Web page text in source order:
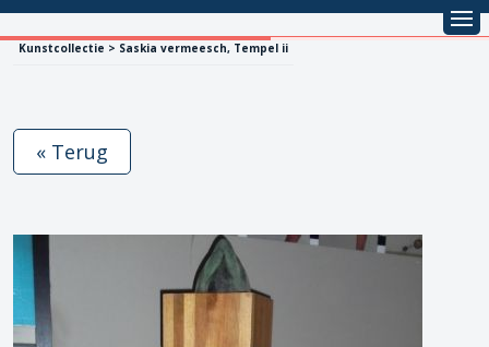
Kunstcollectie > Saskia vermeesch, Tempel ii
« Terug